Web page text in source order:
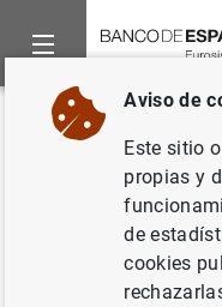
Inicio Áreas de
Volver
¿Cómo se
Phillips con
monetaria?
Aviso de
Este sitio
propias y
de
cookies